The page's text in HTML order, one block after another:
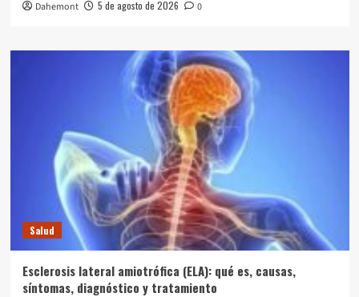
Dahemont 5 de agosto de 2026 0
Salud
Esclerosis lateral amiotrófica (ELA): qué es, causas,
síntomas, diagnóstico y tratamiento